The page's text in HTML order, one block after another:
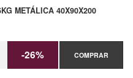
METÁLICA 40X90X200
-26% COMPRAR